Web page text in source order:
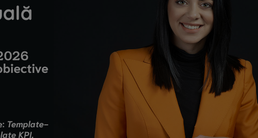
Template-
KPI,